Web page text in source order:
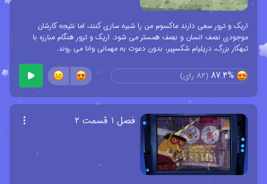
اریک و ترور سعی دارند ماکسوم من را شبیه سازی کنند، اما نتیجه کارشان
موجودی نصف انسان و نصف همستر می شود. اریک و ترور هنگام مبارزه با
تبهکار بزرگ، دریلیام شکسپیر، بدون دعوت به مهمانی وانا می روند.
87.4%
(
82 رای)
فصل ۱ قسمت ۲